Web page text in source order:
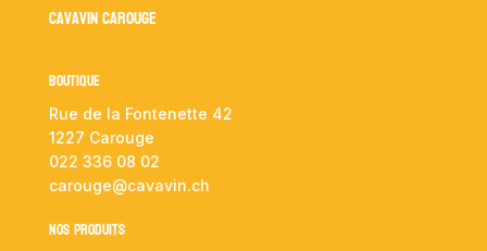
Cavavin Carouge
Boutique
Rue de la Fontenette 42
1227 Carouge
022 336 08 02
carouge@cavavin.ch
NOS PRODUITS